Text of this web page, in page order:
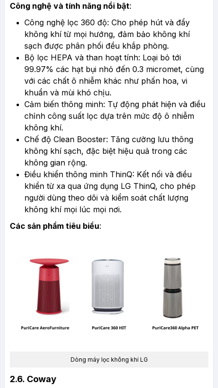
Công nghệ và tính năng nổi bật:
Công nghệ lọc 360 độ: Cho phép hút và đẩy
không khí từ mọi hướng, đảm bảo không khí
sạch được phân phối đều khắp phòng.
Bộ lọc HEPA và than hoạt tính: Loại bỏ tới
99.97% các hạt bụi nhỏ đến 0.3 micromet, cùng
với các chất ô nhiễm khác như phấn hoa, vi
khuẩn và mùi khó chịu.
Cảm biến thông minh: Tự động phát hiện và điều
chỉnh công suất lọc dựa trên mức độ ô nhiễm
không khí.
Chế độ Clean Booster: Tăng cường lưu thông
không khí sạch, đặc biệt hiệu quả trong các
không gian rộng.
Điều khiển thông minh ThinQ: Kết nối và điều
khiển từ xa qua ứng dụng LG ThinQ, cho phép
người dùng theo dõi và kiểm soát chất lượng
không khí mọi lúc mọi nơi.
Các sản phẩm tiêu biểu:
Dòng máy lọc không khí LG
2.6. Coway